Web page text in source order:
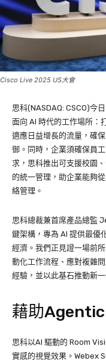
Cisco Live 2025 US大會
思科(NASDAQ: CSCO)今
面向 AI 時代的工作場所：
適應日益增長的流量，確
御。同時，企業須確保員
求，思科推出可支援校園
的統一管理，助企業能夠
絡管理。
思科總裁兼首席產品總監
鍵架構，專為 AI 提供最優
經濟。我們正見證一場前
動化工作流程、應對複雜
經驗，並以此基石推動新一
藉助
思科以AI 驅動的 Room
實感的視覺效果。Webex